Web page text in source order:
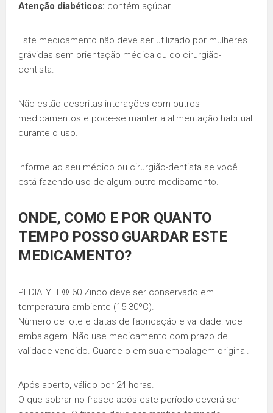
Atenção diabéticos: contém açúcar.
Este medicamento não deve ser utilizado por mulheres
grávidas sem orientação médica ou do cirurgião-
dentista.
Não estão descritas interações com outros
medicamentos e pode-se manter a alimentação habitual
durante o uso.
Informe ao seu médico ou cirurgião-dentista se você
está fazendo uso de algum outro medicamento.
ONDE, COMO E POR QUANTO
TEMPO POSSO GUARDAR ESTE
MEDICAMENTO?
PEDIALYTE® 60 Zinco deve ser conservado em
temperatura ambiente (15-30ºC).
Número de lote e datas de fabricação e validade: vide
embalagem. Não use medicamento com prazo de
validade vencido. Guarde-o em sua embalagem original.
Após aberto, válido por 24 horas.
O que sobrar no frasco após este período deverá ser